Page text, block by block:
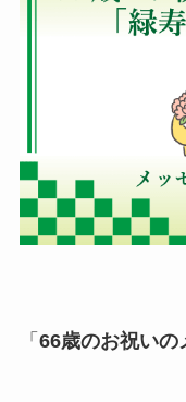
選挙
退職・
入学・
「 66歳のお祝いの